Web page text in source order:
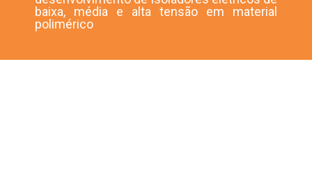
baixa, média e alta tensão em material
polimérico